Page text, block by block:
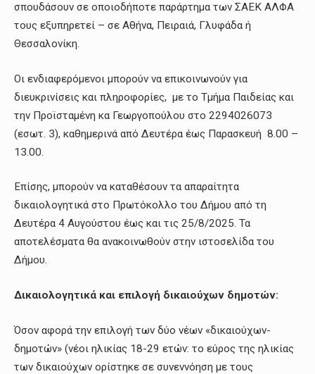
σπουδάσουν σε οποιοδήποτε παράρτημα των ΣΑΕΚ ΑΛΦΑ
τους εξυπηρετεί – σε Αθήνα, Πειραιά, Γλυφάδα ή
Θεσσαλονίκη.
Οι ενδιαφερόμενοι μπορούν να επικοινωνούν για
διευκρινίσεις και πληροφορίες, με το Τμήμα Παιδείας και
την Προϊσταμένη κα Γεωργοπούλου στο 2294026073
(εσωτ. 3), καθημερινά από Δευτέρα έως Παρασκευή 8.00 –
13.00.
Επίσης, μπορούν να καταθέσουν τα απαραίτητα
δικαιολογητικά στο Πρωτόκολλο του Δήμου από τη
Δευτέρα 4 Αυγούστου έως και τις 25/8/2025. Τα
αποτελέσματα θα ανακοινωθούν στην ιστοσελίδα του
Δήμου.
Δικαιολογητικά και επιλογή δικαιούχων δημοτών:
Όσον αφορά την επιλογή των δύο νέων «δικαιούχων-
δημοτών» (νέοι ηλικίας 18-29 ετών: το εύρος της ηλικίας
των δικαιούχων ορίστηκε σε συνεννόηση με τους